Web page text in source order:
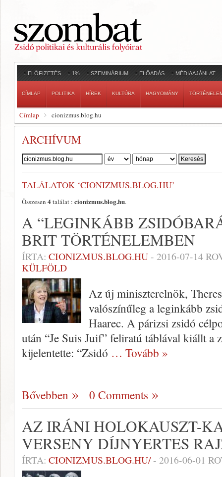
ELŐFIZETÉS 1% SZEMINÁRIUM ELŐADÁS MÉDIAAJÁNLAT
CÍMLAP POLITIKA HÍREK KULTÚRA HAGYOMÁNY
Címlap cionizmus.blog.hu
ARCHÍVUM
Szerző:
TALÁLATOK ‘CIONIZMUS.BLOG.HU’
Összesen 4találat : cionizmus.blog.hu.
A “LEGINKÁBB
BRIT TÖRTÉNELEMBEN
ÍRTA: CIONIZMUS.BLOG.HU- 2016-07-14
KÜLFÖLD
Az új miniszterelnök,
valószínűleg a leginkább
Haarec. A párizsi zsidó
után “Je Suis Juif” feliratú táblával kiállt a
kijelentette: “Zsidó … Tovább »
Bővebben 0 Comments
AZ IRÁNI HOLOKAUSZT-
VERSENY DÍJNYERTES
ÍRTA: CIONIZMUS.BLOG.HU/- 2016-06-01